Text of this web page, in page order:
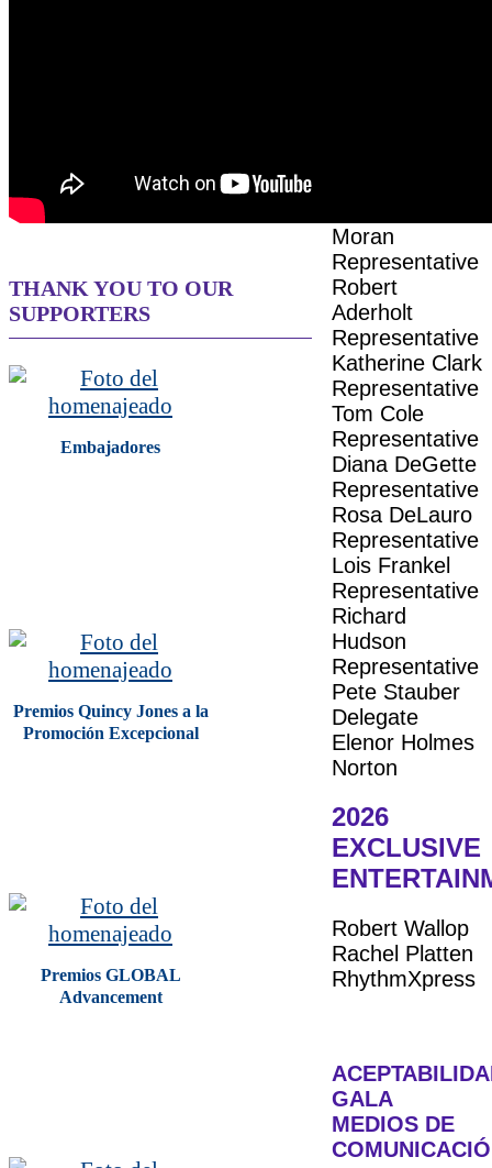
Moran
Representative
Robert
Aderholt
Representative
Katherine Clark
Representative
Tom Cole
Representative
Diana DeGette
Representative
Rosa DeLauro
Representative
Lois Frankel
Representative
Richard
Hudson
Representative
Pete Stauber
Delegate
Elenor Holmes
Norton
2026
EXCLUSIVE
Robert Wallop
Rachel Platten
RhythmXpress
GALA
MEDIOS DE
THANK YOU TO OUR
SUPPORTERS
Embajadores
Premios Quincy Jones a la
Promoción Excepcional
Premios GLOBAL
Advancement